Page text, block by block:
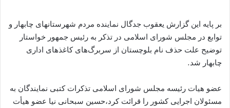
بر پایه این گزارش یعقوب جدگال نماینده مردم شهرستانهای چابهار و
توابع در مجلس شورای اسلامی در تذکر به رئیس جمهور خواستار
توضیح علت حذف نام بلوچستان از سربرگ‌های کاغذهای اداری
چابهار شد.
عضو هیات رئیسه مجلس شورای اسلامی تذکرات کتبی نمایندگان به
مسئولان اجرایی کشور را قرائت کرد،حسین سبحانی نیا عضو هیأت